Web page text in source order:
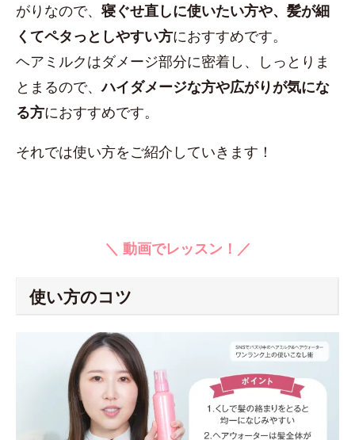
がりなので、寝ぐせ直しに使いたい方や、髪が細
くてペタっとしやすい方におすすめです。
ヘアミルクはダメージ部分に密着し、しっとりま
とまるので、ハイダメージな方や広がりが気にな
る方におすすめです。
それでは使い方をご紹介していきます！
＼ 動画でレッスン！／
使い方のコツ